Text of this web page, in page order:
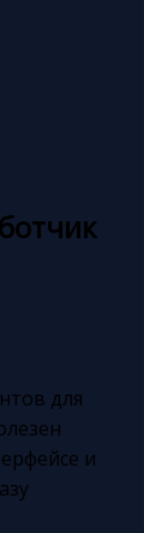
для
и